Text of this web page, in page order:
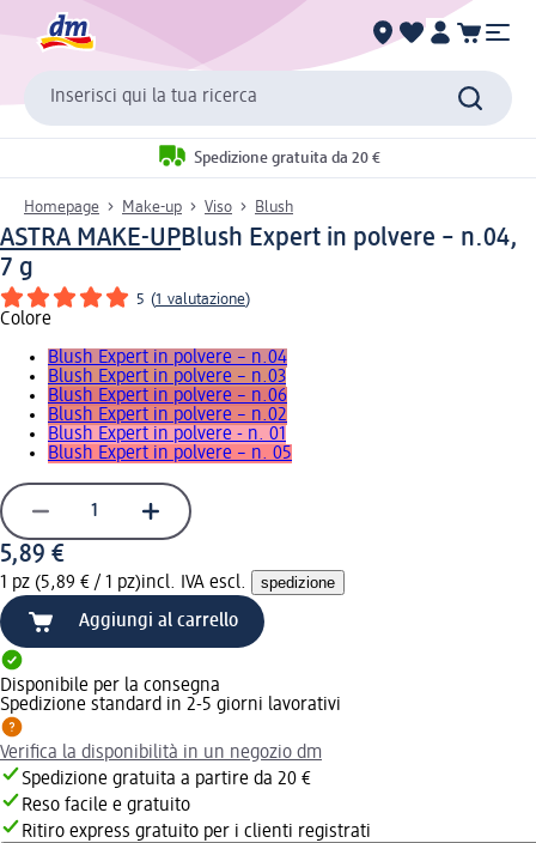
Inserisci qui la tua ricerca
Spedizione gratuita da 20 €
Homepage Make-up Viso Blush
ASTRA MAKE-UPBlush Expert in polvere – n.04,
7 g
5 (1 valutazione)
Colore
Blush Expert in polvere – n.04
Blush Expert in polvere – n.03
Blush Expert in polvere – n.06
Blush Expert in polvere – n.02
Blush Expert in polvere - n. 01
Blush Expert in polvere – n. 05
5,89 €
1 pz (5,89 € / 1 pz)incl. IVA escl. spedizione
Aggiungi al carrello
Disponibile per la consegna
Spedizione standard in 2-5 giorni lavorativi
Verifica la disponibilità in un negozio dm
Spedizione gratuita a partire da 20 €
Reso facile e gratuito
Ritiro express gratuito per i clienti registrati